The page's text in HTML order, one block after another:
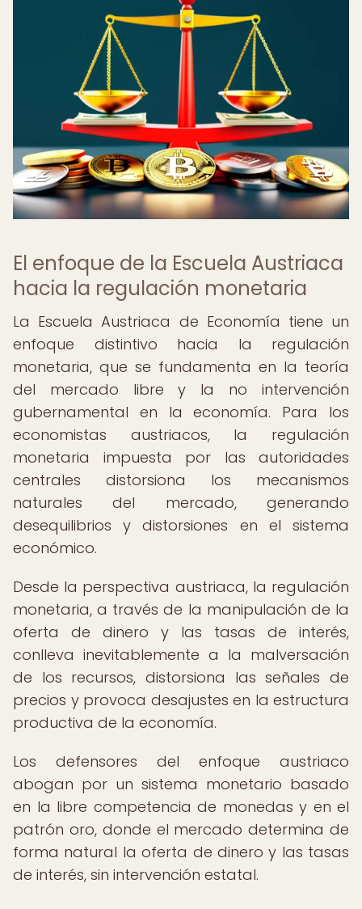
El enfoque de la Escuela Austriaca
hacia la regulación monetaria
La Escuela Austriaca de Economía tiene un
enfoque distintivo hacia la regulación
monetaria, que se fundamenta en la teoría
del mercado libre y la no intervención
gubernamental en la economía. Para los
economistas austriacos, la regulación
monetaria impuesta por las autoridades
centrales distorsiona los mecanismos
naturales del mercado, generando
desequilibrios y distorsiones en el sistema
económico.
Desde la perspectiva austriaca, la regulación
monetaria, a través de la manipulación de la
oferta de dinero y las tasas de interés,
conlleva inevitablemente a la malversación
de los recursos, distorsiona las señales de
precios y provoca desajustes en la estructura
productiva de la economía.
Los defensores del enfoque austriaco
abogan por un sistema monetario basado
en la libre competencia de monedas y en el
patrón oro, donde el mercado determina de
forma natural la oferta de dinero y las tasas
de interés, sin intervención estatal.